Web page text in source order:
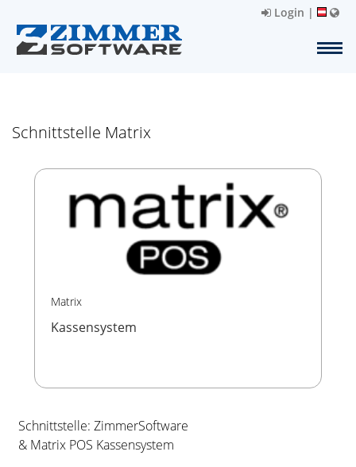
Login |
Schnittstelle Matrix
Matrix
Kassensystem
Schnittstelle: ZimmerSoftware
& Matrix POS Kassensystem